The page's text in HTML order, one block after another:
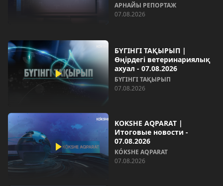
АРНАЙЫ РЕПОРТАЖ
07.08.2026
БҮГІНГІ ТАҚЫРЫП |
Өңірдегі ветеринариялық
ахуал - 07.08.2026
БҮГІНГІ ТАҚЫРЫП
07.08.2026
KOKSHE AQPARAT |
Итоговые новости -
07.08.2026
KÓKSHE AQPARAT
07.08.2026